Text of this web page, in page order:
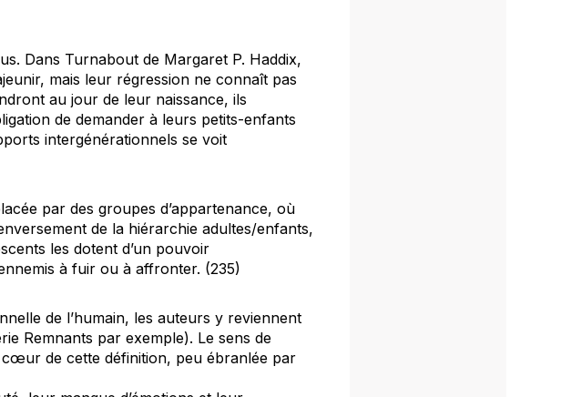
Dans Turnabout de Margaret P. Haddix,
mais leur régression ne connaît pas
au jour de leur naissance, ils
de demander à leurs petits-enfants
intergénérationnels se voit
par des groupes d’appartenance, où
de la hiérarchie adultes/enfants,
les dotent d’un pouvoir
à fuir ou à affronter. (235)
de l’humain, les auteurs y reviennent
Remnants par exemple). Le sens de
cœur de cette définition, peu ébranlée par